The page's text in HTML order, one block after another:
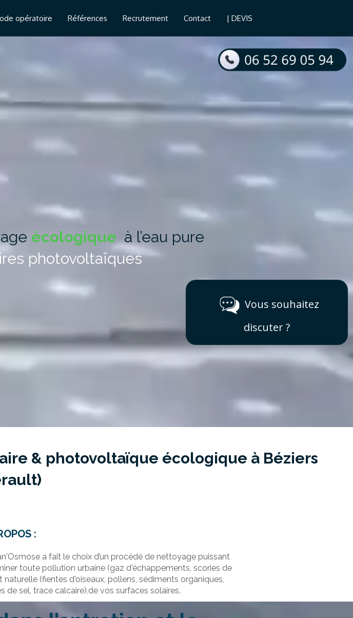
opératoire Références Recrutement Contact | DEVIS
écologique à l’eau pure
photovoltaïques
Vous souhaitez
discuter ?
& photovoltaïque écologique à Béziers
:
a fait le choix d’un procédé de nettoyage puissant
toute pollution urbaine (gaz d'échappements, scories de
(fientes d'oiseaux, pollens, sédiments organiques,
de sel, trace calcaire),de vos surfaces solaires.